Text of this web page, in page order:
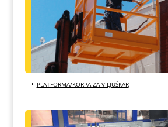
PLATFORMA/KORPA ZA VILJUŠKAR